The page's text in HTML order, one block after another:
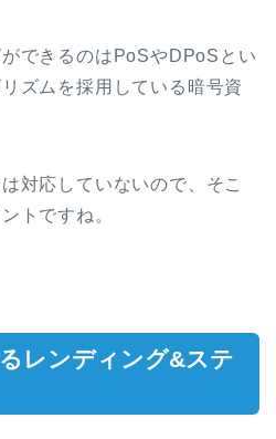
できるのはPoSやDPoSとい
ズムを採用している暗号資
対応していないので、そこ
トですね。
レンディング&ステ